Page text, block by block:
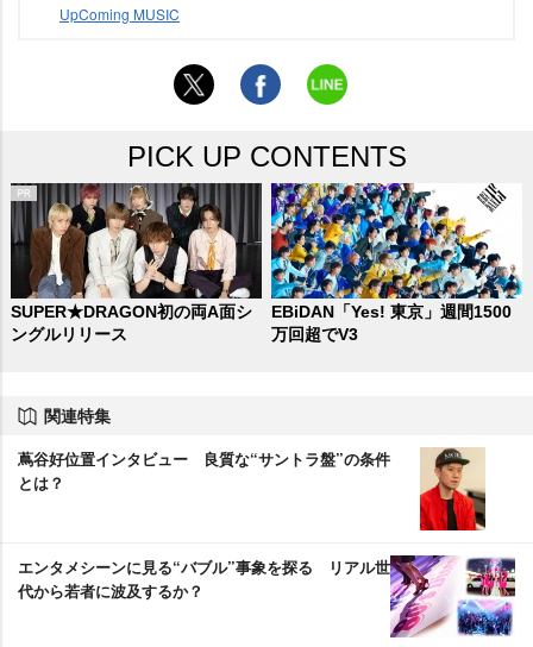
UpComing MUSIC
PICK UP CONTENTS
SUPER★DRAGON初の両A面シ
ングルリリース
EBiDAN「Yes! 東京」週間1500
万回超でV3
関連特集
蔦谷好位置インタビュー 良質な“サントラ盤”の条件
とは？
エンタメシーンに見る“バブル”事象を探る リアル世
代から若者に波及するか？